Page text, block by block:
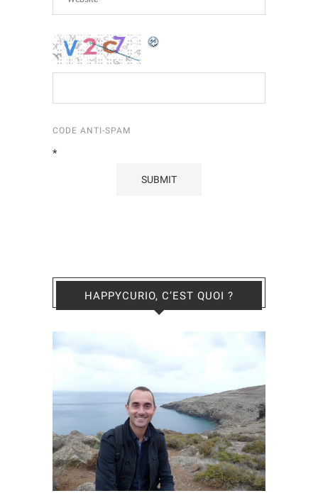
CODE ANTI-SPAM
*
HAPPYCURIO, C’EST QUOI ?